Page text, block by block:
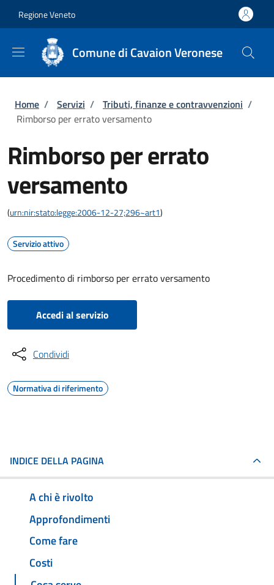
Regione Veneto
Comune di Cavaion Veronese
Briciole di pane
Home / Servizi / Tributi, finanze e contravvenzioni /
Rimborso per errato versamento
Rimborso per errato
versamento
(urn:nir:stato:legge:2006-12-27;296~art1)
Servizio attivo
Procedimento di rimborso per errato versamento
Accedi al servizio
Condividi
Normativa di riferimento
INDICE DELLA PAGINA
A chi è rivolto
Approfondimenti
Come fare
Costi